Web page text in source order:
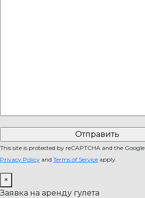
This site is protected by reCAPTCHA and the Google
Privacy Policy and Terms of Service apply.
×
Заявка на аренду гулета